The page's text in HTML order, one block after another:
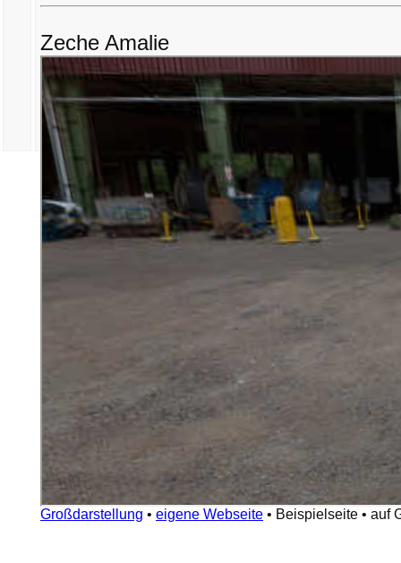
Zeche Amalie
Großdarstellung • eigene Webseite • Beispielseite • auf